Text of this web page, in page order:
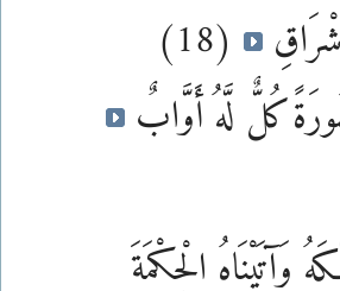
(18)
كُلٌّ لَّهُ أَوَّابٌ
وَآتَيْنَاهُ الْحِكْمَةَ